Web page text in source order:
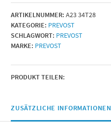
BSPP
=
G
3/4
|
ARTIKELNUMMER: A23 34T28
KATEGORIE: PREVOST
SCHLAGWORT: PREVOST
MARKE: PREVOST
PRODUKT TEILEN:
ZUSÄTZLICHE INFORMATIONEN